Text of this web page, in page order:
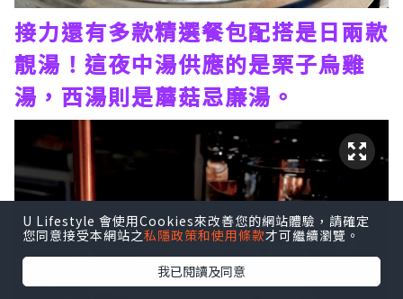
接力還有多款精選餐包配搭是日兩款
靚湯！這夜中湯供應的是栗子烏雞
湯，西湯則是蘑菇忌廉湯。
U Lifestyle 會使用Cookies來改善您的網站體驗，請確定
您同意接受本網站之私隱政策和使用條款才可繼續瀏覽。
我已閱讀及同意